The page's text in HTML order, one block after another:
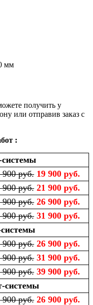
мм
получить у
или отправив заказ с
:
900 руб. 19 900 руб.
900 руб. 21 900 руб.
900 руб. 26 900 руб.
900 руб. 31 900 руб.
900 руб. 26 900 руб.
900 руб. 31 900 руб.
900 руб. 39 900 руб.
системы
900 руб. 26 900 руб.